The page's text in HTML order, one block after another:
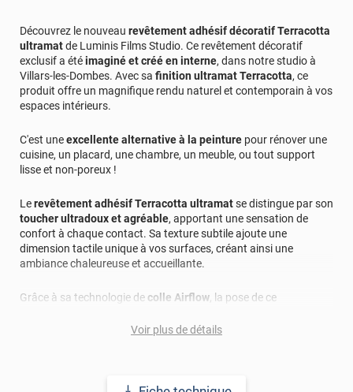
Découvrez le nouveau revêtement adhésif décoratif Terracotta
ultramatde Luminis Films Studio. Ce revêtement décoratif
exclusif a étéimaginé et créé en interne, dans notre studio à
Villars-les-Dombes. Avec sa finition ultramat Terracotta, ce
produit offre un magnifique rendu naturel et contemporain à vos
espaces intérieurs.
C'est uneexcellente alternative à la peinture pour rénover une
cuisine, un placard, une chambre, un meuble, ou tout support
lisse et non-poreux !
Lerevêtement adhésif Terracotta ultramatse distingue par son
toucher ultradoux et agréable, apportant une sensation de
confort à chaque contact. Sa texture subtile ajoute une
dimension tactile unique à vos surfaces, créant ainsi une
ambiance chaleureuse et accueillante.
Grâce à sa technologie de colle Airflow, la pose de ce
sans bulle d'air ni pli. Vous bénéficiez d'une application fluide et
Voir plus de détails